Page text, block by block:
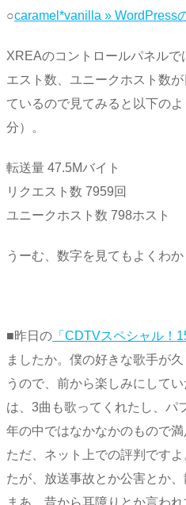
○caramel*vanilla » WordPress
XREAのコントロールパネルで
エスト数、ユニークホスト数
ているので見てみると以下の
分）。
転送量 47.5Mバイト
リクエスト数 7959回
ユニークホスト数 798ホスト
うーむ、数字を見てもよくわか
■昨日の 「CDTVスペシャル！
ましたか。僕の好きな歌手が
うので、前から楽しみにして
は、3曲も歌ってくれたし、パ
年の中ではなかなかのもので満
ただ、ネット上での評判です
たが、放送事故とか公害とか